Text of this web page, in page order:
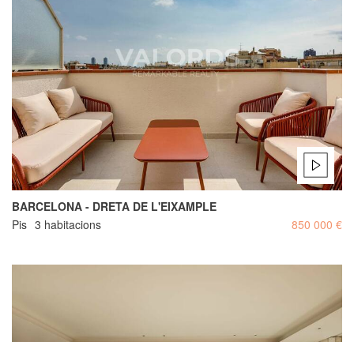
BARCELONA - DRETA DE L'EIXAMPLE
Pis 3 habitacions 850 000 €